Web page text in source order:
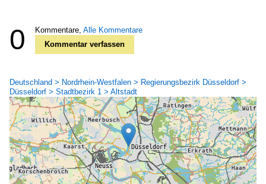
0 Kommentare, Alle Kommentare
Kommentar verfassen
Deutschland > Nordrhein-Westfalen > Regierungsbezirk Düsseldorf >
Düsseldorf > Stadtbezirk 1 > Altstadt